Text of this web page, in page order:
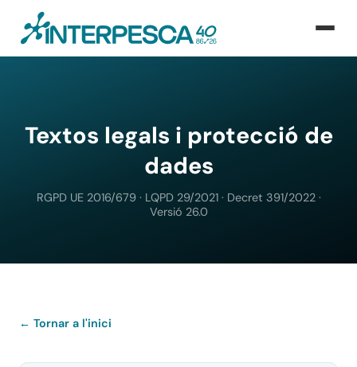
Textos legals i protecció de
dades
RGPD UE 2016/679 · LQPD 29/2021 · Decret 391/2022 ·
Versió 26.0
← Tornar a l'inici